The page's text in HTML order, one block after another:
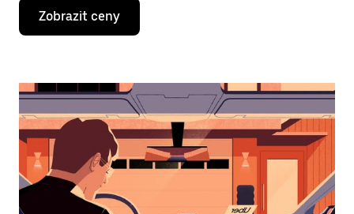
Stisknutím
klávesy
se
kalendář
vybrat
datum.
Stisknutím
klávesy
Esc
zavřeš
kalendář.
Zobrazit ceny